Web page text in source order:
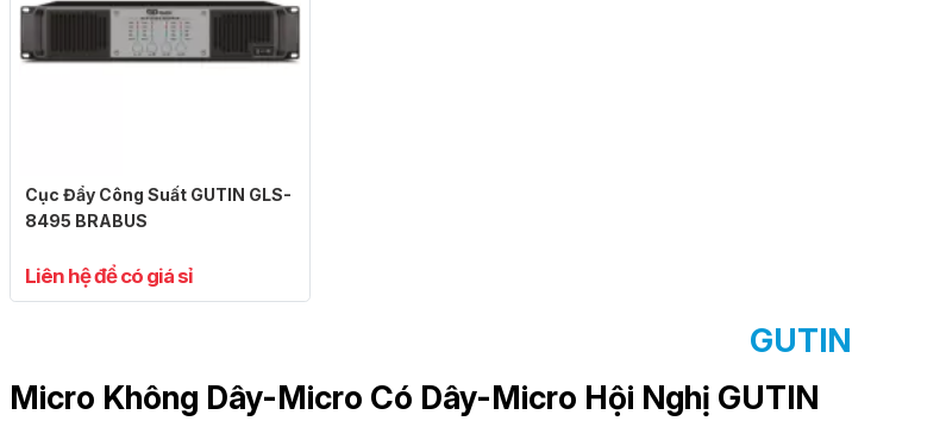
Cục Đẩy Công Suất GUTIN GLS-
8495 BRABUS
Liên hệ để có giá sỉ
GUTIN
Micro Không Dây-Micro Có Dây-Micro Hội Nghị GUTIN